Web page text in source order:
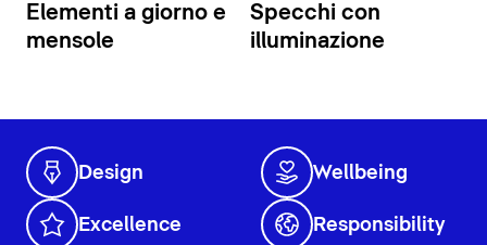
Elementi a giorno e
mensole
Specchi con
illuminazione
Design Wellbeing
Excellence Responsibility